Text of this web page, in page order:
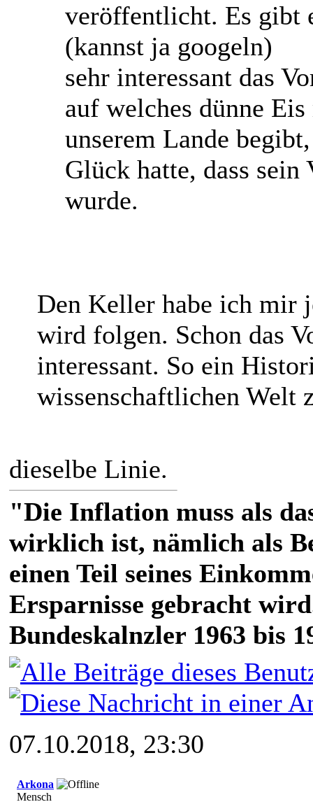
veröffentlicht. Es gibt
(kannst ja googeln)
sehr interessant das
auf welches dünne
unserem Lande
Glück hatte, dass
wurde.
Den Keller habe ich mir
wird folgen. Schon das
interessant. So ein
wissenschaftlichen Welt
dieselbe Linie.
"Die Inflation muss als
wirklich ist, nämlich als
einen Teil seines
Ersparnisse gebracht
Bundeskalnzler 1963 bis
07.10.2018, 23:30
Arkona
Mensch